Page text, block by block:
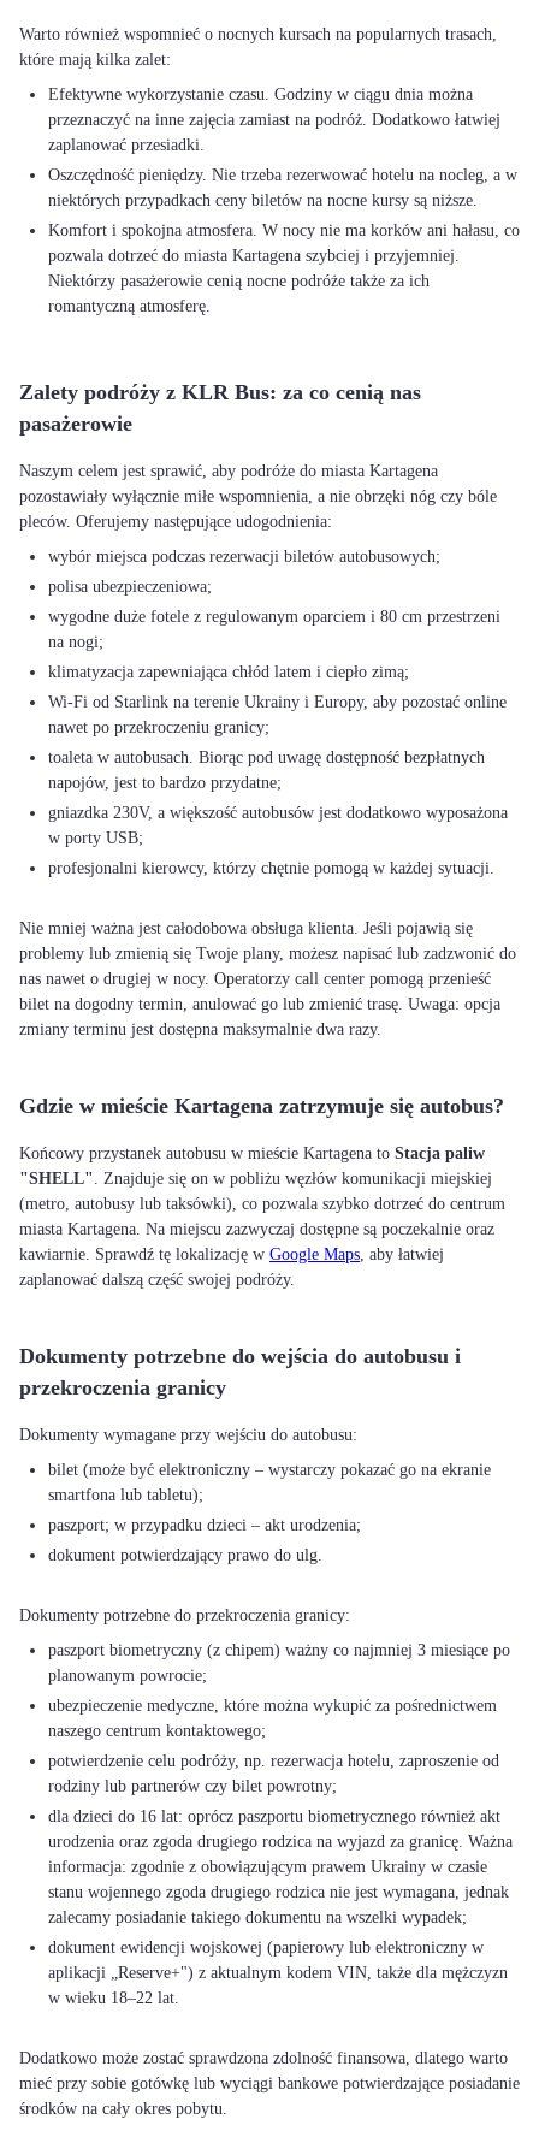
Warto również wspomnieć o nocnych kursach na popularnych trasach,
Efektywne wykorzystanie czasu. Godziny w ciągu dnia można
przeznaczyć na inne zajęcia zamiast na podróż. Dodatkowo łatwiej
zaplanować przesiadki.
Oszczędność pieniędzy. Nie trzeba rezerwować hotelu na nocleg, a w
niektórych przypadkach ceny biletów na nocne kursy są niższe.
Komfort i spokojna atmosfera. W nocy nie ma korków ani hałasu, co
pozwala dotrzeć do miasta Kartagena szybciej i przyjemniej.
Niektórzy pasażerowie cenią nocne podróże także za ich
romantyczną atmosferę.
Zalety podróży z KLR Bus: za co cenią nas
pasażerowie
Naszym celem jest sprawić, aby podróże do miasta Kartagena
pozostawiały wyłącznie miłe wspomnienia, a nie obrzęki nóg czy bóle
wybór miejsca podczas rezerwacji biletów autobusowych;
polisa ubezpieczeniowa;
wygodne duże fotele z regulowanym oparciem i 80 cm przestrzeni
na nogi;
klimatyzacja zapewniająca chłód latem i ciepło zimą;
Wi-Fi od Starlink na terenie Ukrainy i Europy, aby pozostać online
nawet po przekroczeniu granicy;
toaleta w autobusach. Biorąc pod uwagę dostępność bezpłatnych
napojów, jest to bardzo przydatne;
gniazdka 230V, a większość autobusów jest dodatkowo wyposażona
w porty USB;
profesjonalni kierowcy, którzy chętnie pomogą w każdej sytuacji.
Nie mniej ważna jest całodobowa obsługa klienta. Jeśli pojawią się
problemy lub zmienią się Twoje plany, możesz napisać lub zadzwonić do
nas nawet o drugiej w nocy. Operatorzy call center pomogą przenieść
bilet na dogodny termin, anulować go lub zmienić trasę. Uwaga: opcja
zmiany terminu jest dostępna maksymalnie dwa razy.
Gdzie w mieście Kartagena zatrzymuje się autobus?
Końcowy przystanek autobusu w mieście Kartagena to Stacja paliw
"SHELL". Znajduje się on w pobliżu węzłów komunikacji miejskiej
(metro, autobusy lub taksówki), co pozwala szybko dotrzeć do centrum
miasta Kartagena. Na miejscu zazwyczaj dostępne są poczekalnie oraz
kawiarnie. Sprawdź tę lokalizację w Google Maps, aby łatwiej
zaplanować dalszą część swojej podróży.
Dokumenty potrzebne do wejścia do autobusu i
przekroczenia granicy
bilet (może być elektroniczny – wystarczy pokazać go na ekranie
smartfona lub tabletu);
paszport; w przypadku dzieci – akt urodzenia;
dokument potwierdzający prawo do ulg.
paszport biometryczny (z chipem) ważny co najmniej 3 miesiące po
planowanym powrocie;
ubezpieczenie medyczne, które można wykupić za pośrednictwem
naszego centrum kontaktowego;
potwierdzenie celu podróży, np. rezerwacja hotelu, zaproszenie od
rodziny lub partnerów czy bilet powrotny;
dla dzieci do 16 lat: oprócz paszportu biometrycznego również akt
urodzenia oraz zgoda drugiego rodzica na wyjazd za granicę. Ważna
informacja: zgodnie z obowiązującym prawem Ukrainy w czasie
stanu wojennego zgoda drugiego rodzica nie jest wymagana, jednak
zalecamy posiadanie takiego dokumentu na wszelki wypadek;
dokument ewidencji wojskowej (papierowy lub elektroniczny w
aplikacji „Reserve+") z aktualnym kodem VIN, także dla mężczyzn
w wieku 18–22 lat.
Dodatkowo może zostać sprawdzona zdolność finansowa, dlatego warto
mieć przy sobie gotówkę lub wyciągi bankowe potwierdzające posiadanie
środków na cały okres pobytu.